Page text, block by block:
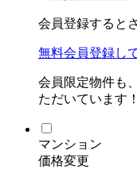
会員登録すると
無料会員登録し
会員限定物件も
ただいています！
マンション
価格変更